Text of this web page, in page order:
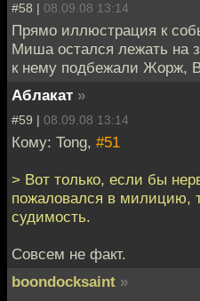
#58 | 08.09.08 13:14
Прямо иллюстрация к
Миша остался лежать на
к нему подбежали Жорж,
Аблакат »
#59 | 08.09.08 13:14
Кому: Tong, #51
> Вот только, если бы
пожаловался в милицию,
судимость.
Совсем не факт.
boondocksaint »